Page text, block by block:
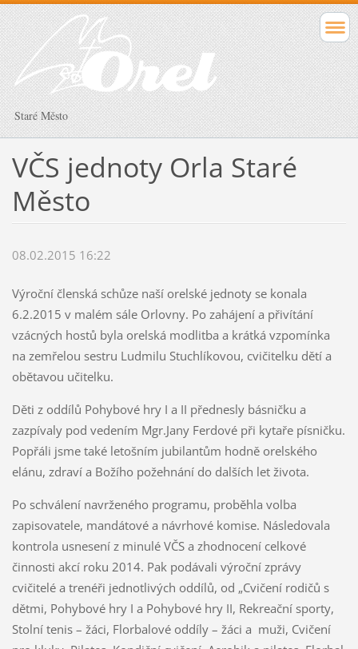
Staré Město
VČS jednoty Orla Staré
Město
08.02.2015 16:22
Výroční členská schůze naší orelské jednoty se konala
6.2.2015 v malém sále Orlovny. Po zahájení a přivítání
vzácných hostů byla orelská modlitba a krátká vzpomínka
na zemřelou sestru Ludmilu Stuchlíkovou, cvičitelku dětí a
obětavou učitelku.
Děti z oddílů Pohybové hry I a II přednesly básničku a
zazpívaly pod vedením Mgr.Jany Ferdové při kytaře písničku.
Popřáli jsme také letošním jubilantům hodně orelského
elánu, zdraví a Božího požehnání do dalších let života.
Po schválení navrženého programu, proběhla volba
zapisovatele, mandátové a návrhové komise. Následovala
kontrola usnesení z minulé VČS a zhodnocení celkové
činnosti akcí roku 2014. Pak podávali výroční zprávy
cvičitelé a trenéři jednotlivých oddílů, od „Cvičení rodičů s
dětmi, Pohybové hry I a Pohybové hry II, Rekreační sporty,
Stolní tenis – žáci, Florbalové oddíly – žáci a muži, Cvičení